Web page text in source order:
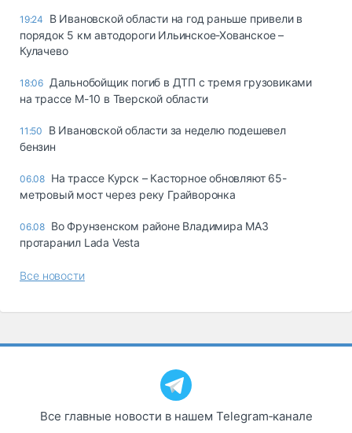
19:24
В Ивановской области на год раньше привели в
порядок 5 км автодороги Ильинское-Хованское –
Кулачево
18:06 Дальнобойщик погиб в ДТП с тремя грузовиками
на трассе М-10 в Тверской области
11:50
В Ивановской области за неделю подешевел
бензин
06.08 На трассе Курск – Касторное обновляют 65-
метровый мост через реку Грайворонка
06.08 Во Фрунзенском районе Владимира МАЗ
протаранил Lada Vesta
Все новости
Все главные новости в нашем Telegram‑канале